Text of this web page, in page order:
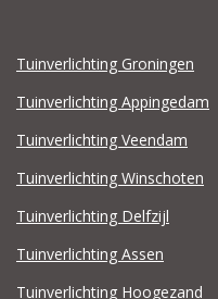
Tuinverlichting Groningen
Tuinverlichting Appingedam
Tuinverlichting Veendam
Tuinverlichting Winschoten
Tuinverlichting Delfzijl
Tuinverlichting Assen
Tuinverlichting Hoogezand